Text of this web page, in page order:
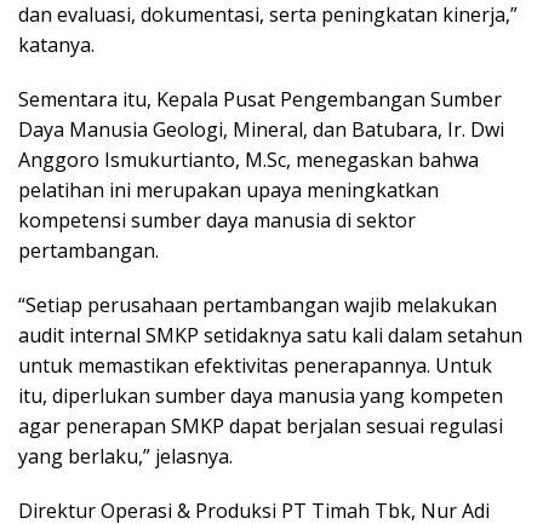
dan evaluasi, dokumentasi, serta peningkatan kinerja,”
katanya.
Sementara itu, Kepala Pusat Pengembangan Sumber
Daya Manusia Geologi, Mineral, dan Batubara, Ir. Dwi
Anggoro Ismukurtianto, M.Sc, menegaskan bahwa
pelatihan ini merupakan upaya meningkatkan
kompetensi sumber daya manusia di sektor
pertambangan.
“Setiap perusahaan pertambangan wajib melakukan
audit internal SMKP setidaknya satu kali dalam setahun
untuk memastikan efektivitas penerapannya. Untuk
itu, diperlukan sumber daya manusia yang kompeten
agar penerapan SMKP dapat berjalan sesuai regulasi
yang berlaku,” jelasnya.
Direktur Operasi & Produksi PT Timah Tbk, Nur Adi